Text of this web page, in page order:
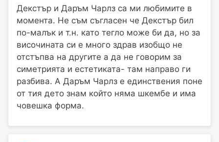
Декстър и Даръм Чарлз са ми любимите в
момента. Не съм съгласен че Декстър бил
по-малък и т.н. като тегло може би да, но за
височината си е много здрав изобщо не
отстъпва на другите а да не говорим за
симетрията и естетиката- там направо ги
разбива. А Даръм Чарлз е единствения поне
от тия дето знам който няма шкембе и има
човешка форма.